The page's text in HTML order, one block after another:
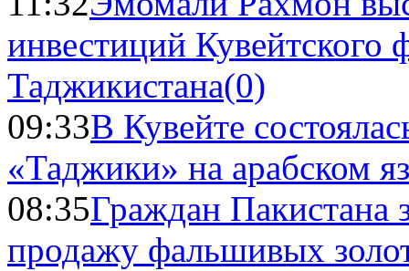
инвестиций Кувейтского
Таджикистана(0)
09:33В Кувейте
«Таджики» на арабском
08:35Граждан Пакистана
продажу фальшивых